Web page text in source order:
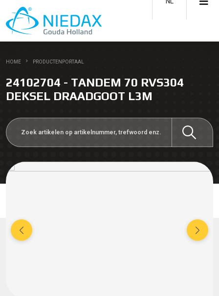
HOME PRODUCTENPORTAAL
24102704 - TANDEM 70 RVS304
DEKSEL DRAADGOOT L3M